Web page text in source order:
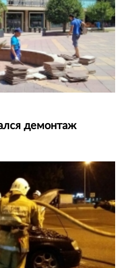
демонтаж